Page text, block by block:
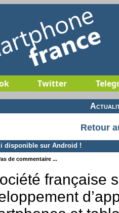
Twitter
Retour
disponible sur Android !
de commentaire ...
française